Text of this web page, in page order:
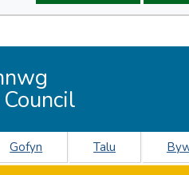
Gofyn Talu